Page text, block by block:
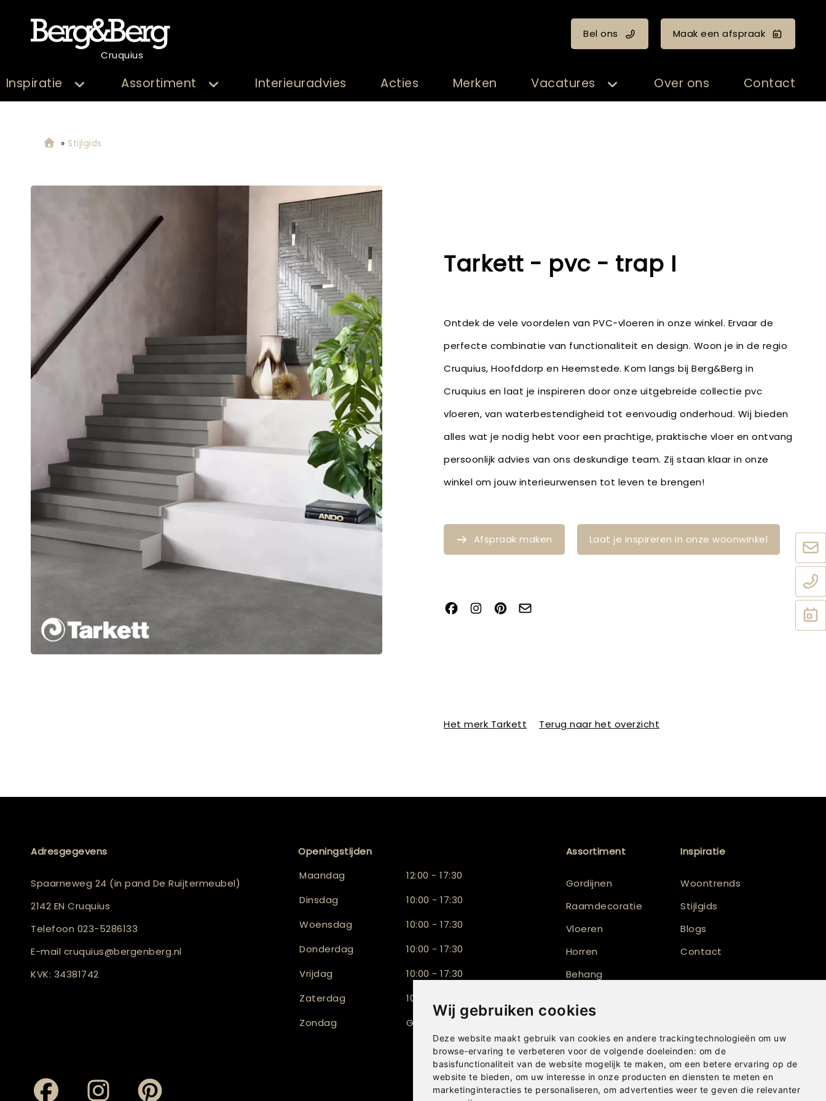
Wij gebruiken cookies
Deze website maakt gebruik van cookies en andere trackingtechnologieën om uw
browse-ervaring te verbeteren voor de volgende doeleinden: om de
basisfunctionaliteit van de website mogelijk te maken, om een betere ervaring op de
website te bieden, om uw interesse in onze producten en diensten te meten en
marketinginteracties te personaliseren, om advertenties weer te geven die relevanter
Cruquius
Bel ons Maak een afspraak
Inspiratie Assortiment Interieuradvies Acties Merken Vacatures Over ons Contact
» Stijlgids
Tarkett - pvc - trap I
Ontdek de vele voordelen van PVC-vloeren in onze winkel. Ervaar de
perfecte combinatie van functionaliteit en design. Woon je in de regio
Cruquius, Hoofddorp en Heemstede. Kom langs bij Berg&Berg in
Cruquius en laat je inspireren door onze uitgebreide collectie pvc
vloeren, van waterbestendigheid tot eenvoudig onderhoud. Wij bieden
alles wat je nodig hebt voor een prachtige, praktische vloer en ontvang
persoonlijk advies van ons deskundige team. Zij staan klaar in onze
winkel om jouw interieurwensen tot leven te brengen!
Afspraak maken Laat je inspireren in onze woonwinkel
Het merk Tarkett Terug naar het overzicht
Adresgegevens
Spaarneweg 24 (in pand De Ruijtermeubel)
2142 EN Cruquius
Telefoon 023-5286133
E-mail cruquius@bergenberg.nl
KVK: 34381742
Openingstijden
Maandag
12:00 - 17:30
Dinsdag
10:00 - 17:30
Woensdag
10:00 - 17:30
Donderdag
10:00 - 17:30
Vrijdag
10:00 - 17:30
Zaterdag
10:00 - 17:00
Zondag
Gesloten
Assortiment
Gordijnen
Raamdecoratie
Vloeren
Horren
Behang
Shutters
Inspiratie
Woontrends
Stijlgids
Blogs
Contact